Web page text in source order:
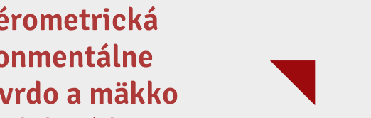
a mäkko